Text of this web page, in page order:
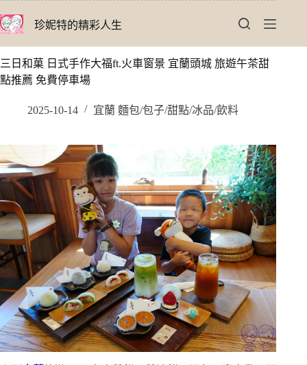
至
要
內
珍妮特的精彩人生
三日和菓 日式手作大福ft.火車窗景 宜蘭頭城 旅遊午茶甜
點推薦 免費停車場
2025-10-14 宜蘭 麵包/包子/甜點/冰品/飲料